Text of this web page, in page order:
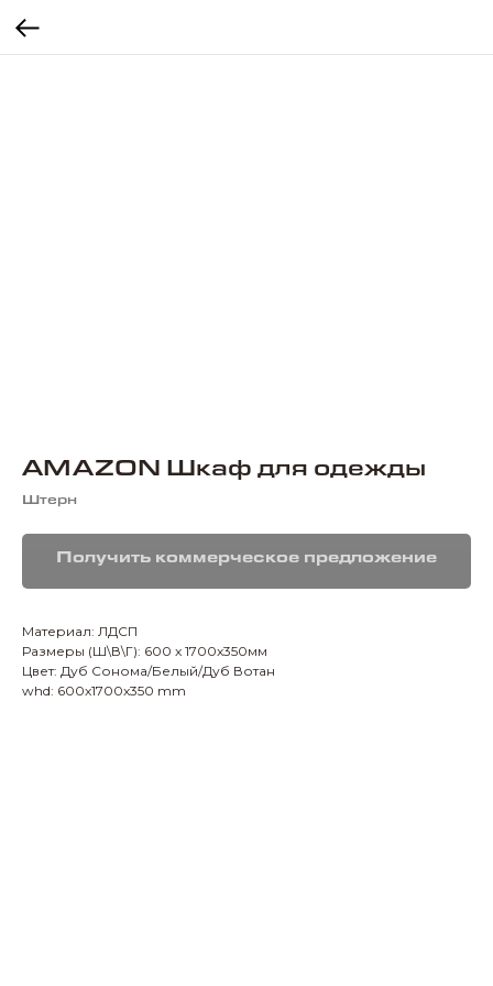
AMAZON Шкаф для одежды
Штерн
Получить коммерческое предложение
Материал: ЛДСП
Размеры (Ш\В\Г): 600 x 1700x350мм
Цвет: Дуб Сонома/Белый/Дуб Вотан
whd: 600x1700x350 mm